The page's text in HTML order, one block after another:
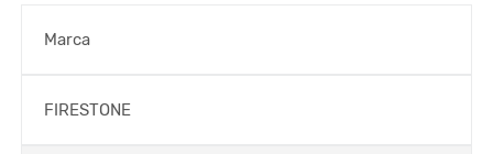
Marca
FIRESTONE